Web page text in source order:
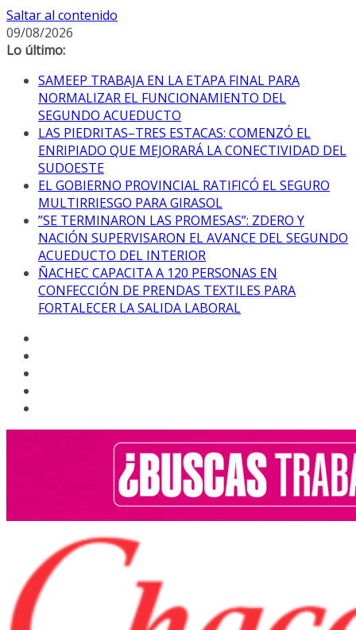
Saltar al contenido
09/08/2026
Lo último:
SAMEEP TRABAJA EN LA ETAPA FINAL PARA
NORMALIZAR EL FUNCIONAMIENTO DEL
SEGUNDO ACUEDUCTO
LAS PIEDRITAS–TRES ESTACAS: COMENZÓ EL
ENRIPIADO QUE MEJORARÁ LA CONECTIVIDAD DEL
SUDOESTE
EL GOBIERNO PROVINCIAL RATIFICÓ EL SEGURO
MULTIRRIESGO PARA GIRASOL
”SE TERMINARON LAS PROMESAS”: ZDERO Y
NACIÓN SUPERVISARON EL AVANCE DEL SEGUNDO
ACUEDUCTO DEL INTERIOR
ÑACHEC CAPACITA A 120 PERSONAS EN
CONFECCIÓN DE PRENDAS TEXTILES PARA
FORTALECER LA SALIDA LABORAL